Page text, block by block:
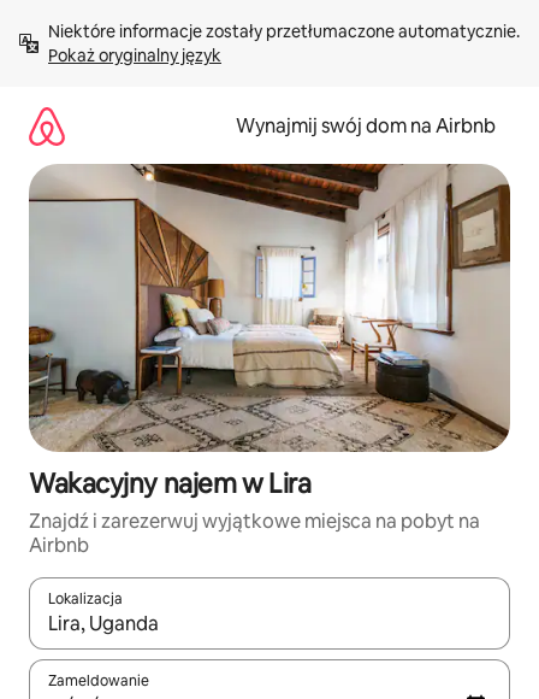
treści Pokaż oryginalny język
Wynajmij swój dom na Airbnb
Wakacyjny najem w Lira
Znajdź i zarezerwuj wyjątkowe miejsca na pobyt na
Airbnb
Lokalizacja
Gdy wyniki będą dostępne, możesz poruszać się po nich za
Zameldowanie